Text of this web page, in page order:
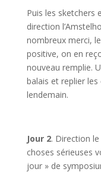
Puis les sketchers
direction
nombreux merci,
positive, on en
nouveau remplie.
balais et replier
lendemain.
Jour 2. Direction
choses sérieuses
jour » de